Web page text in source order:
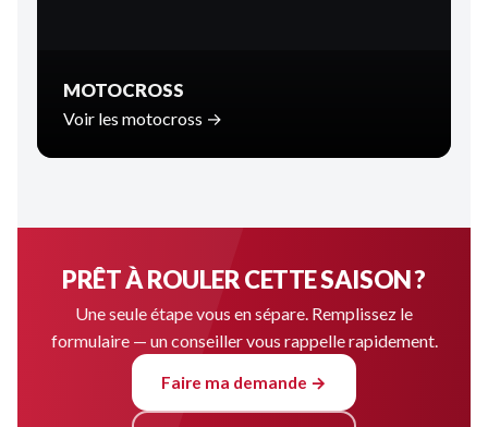
MOTOCROSS
Voir les motocross →
PRÊT À ROULER CETTE SAISON ?
Une seule étape vous en sépare. Remplissez le
formulaire — un conseiller vous rappelle rapidement.
Faire ma demande →